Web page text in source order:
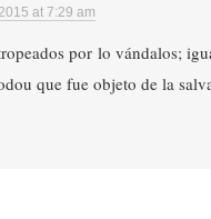
at 7:29 am
por lo vándalos;
que fue objeto de la